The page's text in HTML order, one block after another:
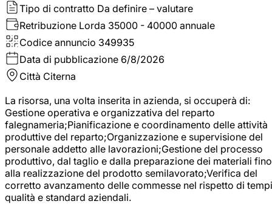
Tipo di contratto Da definire – valutare
Retribuzione Lorda 35000 - 40000 annuale
Codice annuncio 349935
Data di pubblicazione 6/8/2026
Città Citerna
La risorsa, una volta inserita in azienda, si occuperà di:
Gestione operativa e organizzativa del reparto
falegnameria;Pianificazione e coordinamento delle attività
produttive del reparto;Organizzazione e supervisione del
personale addetto alle lavorazioni;Gestione del processo
produttivo, dal taglio e dalla preparazione dei materiali fino
alla realizzazione del prodotto semilavorato;Verifica del
corretto avanzamento delle commesse nel rispetto di
qualità e standard aziendali.